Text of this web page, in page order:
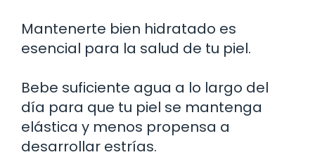
Mantenerte bien hidratado es
esencial para la salud de tu piel.
Bebe suficiente agua a lo largo del
día para que tu piel se mantenga
elástica y menos propensa a
desarrollar estrías.